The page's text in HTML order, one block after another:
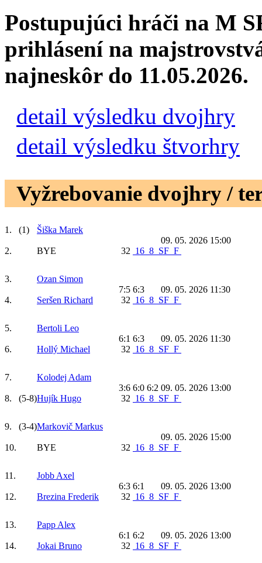
Postupujúci hráči na M
prihlásení na
najneskôr do 11.05.2026.
detail výsledku dvojhry
detail výsledku štvorhry
Vyžrebovanie dvojhry /
1. (1)
Šiška Marek
09. 05. 2026 15:00
2.
BYE 32 16 8 SF F
3.
Ozan Simon
7:5 6:3
09. 05. 2026 11:30
4.
Seršen Richard 32 16 8 SF F
5.
Bertoli Leo
6:1 6:3
09. 05. 2026 11:30
6.
Hollý Michael 32 16 8 SF F
7.
Kolodej Adam
3:6 6:0 6:2 09. 05. 2026 13:00
8.
(5-8)Hujík Hugo 32 16 8 SF F
9. (3-4)Markovič Markus
09. 05. 2026 15:00
10.
BYE 32 16 8 SF F
11.
Jobb Axel
6:3 6:1
09. 05. 2026 13:00
12.
Brezina Frederik 32 16 8 SF F
13.
Papp Alex
6:1 6:2
09. 05. 2026 13:00
14.
Jokai Bruno 32 16 8 SF F